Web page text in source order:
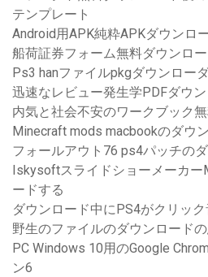
テンプレート
Android用APK純粋APKダウンロ
船荷証券フォーム無料ダウンロ
Ps3 hanファイルpkgダウンロー
迅速なレビュー発生学PDFダウ
内気と社会不安のワークブック
Minecraft mods macbookのダウ
フォールアウト76 ps4パッチの
Iskysoftスライドショーメーカー
ードする
ダウンロード中にPS4がクリッ
野生のファイルのダウンロード
PC Windows 10用のGoogle
ン6